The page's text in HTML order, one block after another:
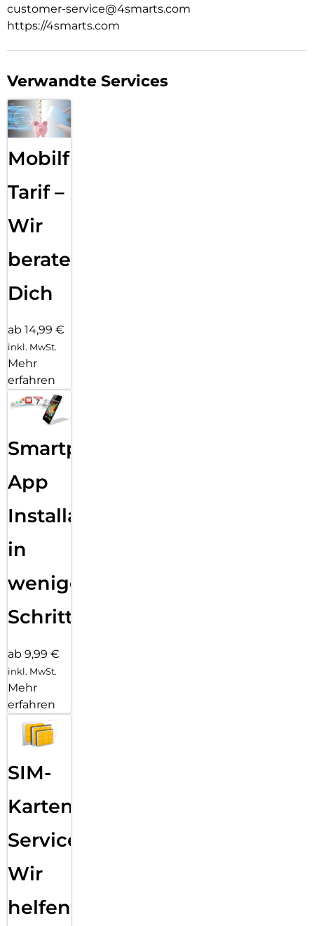
customer-service@4smarts.com
https://4smarts.com
Verwandte Services
Mobilfunk
Tarif –
Wir
beraten
Dich
ab 14,99 €
inkl. MwSt.
Mehr
erfahren
Smartphone
App
Installation
in
wenigen
Schritten
ab 9,99 €
inkl. MwSt.
Mehr
erfahren
SIM-
Karten
Service:
Wir
helfen